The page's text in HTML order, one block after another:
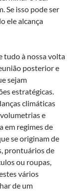
Se isso pode ser
ele alcança
tudo à nossa volta
posterior e
sejam
estratégicas.
climáticas
e
em regimes de
se originam de
prontuários de
ou roupas,
vários
de um